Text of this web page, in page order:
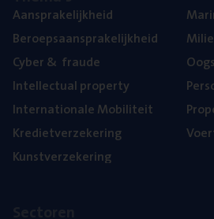
Aan­spra­ke­lijk­heid
Beroeps­aan­spra­ke­lijk­heid
Cyber& fraude
Intel­lec­tu­al property
Inter­na­ti­o­na­le Mobiliteit
Kre­diet­ver­ze­ke­ring
Kunst­ver­ze­ke­ring